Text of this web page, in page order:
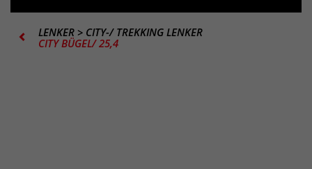
LENKER > CITY-/ TREKKING LENKER
CITY BÜGEL/ 25,4